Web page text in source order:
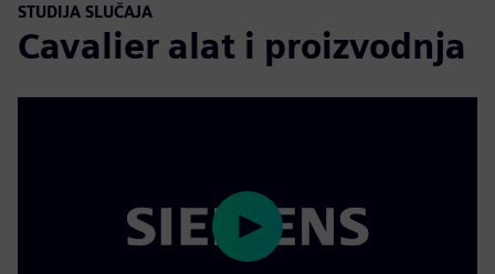
STUDIJA SLUČAJA
Cavalier alat i proizvodnja
Play